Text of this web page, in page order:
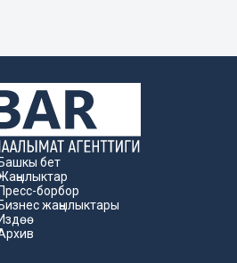
бет
борбор
жаңылыктары